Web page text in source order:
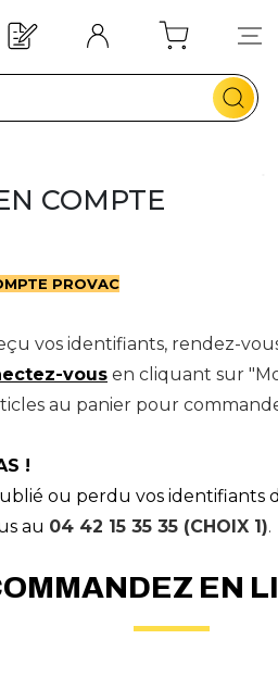
?
COMPTE
PROVAC
vos identifiants, rendez-
vous en cliquant sur
au panier pour
!
ou perdu vos identifiants
au 04 42 15 35 35 (CHOIX 1).
EN